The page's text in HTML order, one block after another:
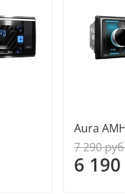
Aura
7 290 руб
6